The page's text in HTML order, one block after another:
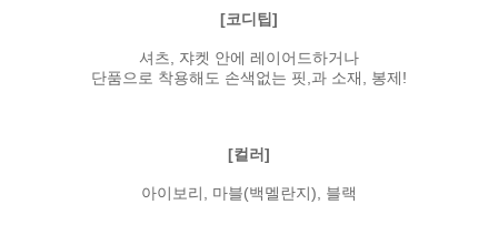
[코디팁]
셔츠, 쟈켓 안에 레이어드하거나
단품으로 착용해도 손색없는 핏,과 소재, 봉제!
[컬러]
아이보리, 마블(백멜란지), 블랙